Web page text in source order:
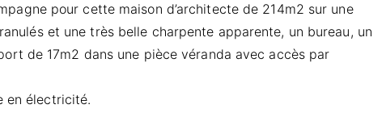
pour cette maison d’architecte de 214m2 sur une
et une très belle charpente apparente, un bureau, un
de 17m2 dans une pièce véranda avec accès par
en électricité.